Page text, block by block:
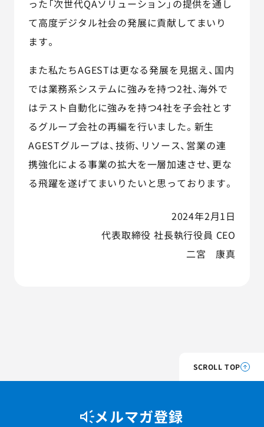
った「次世代QAソリューション」の提供を通し
て高度デジタル社会の発展に貢献してまいり
ます。
また私たちAGESTは更なる発展を見据え、国内
では業務系システムに強みを持つ2社、海外で
はテスト自動化に強みを持つ4社を子会社とす
るグループ会社の再編を行いました。新生
AGESTグループは、技術、リソース、営業の連
携強化による事業の拡大を一層加速させ、更な
る飛躍を遂げてまいりたいと思っております。
2024年2月1日
代表取締役 社長執行役員 CEO
二宮 康真
SCROLL TOP
メルマガ登録